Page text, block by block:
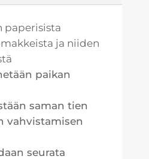
paperisista
ja niiden
paikan
saman tien
vahvistamisen
seurata